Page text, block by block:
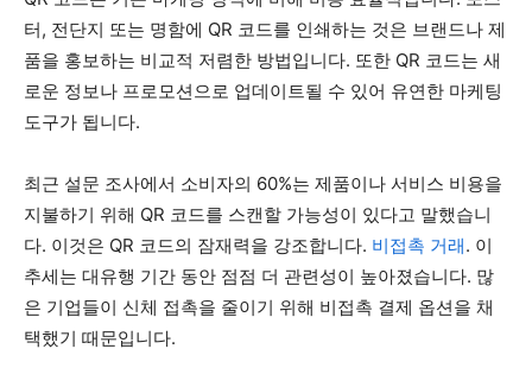
터, 전단지 또는 명함에 QR 코드를 인쇄하는 것은 브랜드나 제
품을 홍보하는 비교적 저렴한 방법입니다. 또한 QR 코드는 새
로운 정보나 프로모션으로 업데이트될 수 있어 유연한 마케팅
도구가 됩니다.
최근 설문 조사에서 소비자의 60%는 제품이나 서비스 비용을
지불하기 위해 QR 코드를 스캔할 가능성이 있다고 말했습니
다. 이것은 QR 코드의 잠재력을 강조합니다. 비접촉 거래. 이
추세는 대유행 기간 동안 점점 더 관련성이 높아졌습니다. 많
은 기업들이 신체 접촉을 줄이기 위해 비접촉 결제 옵션을 채
택했기 때문입니다.